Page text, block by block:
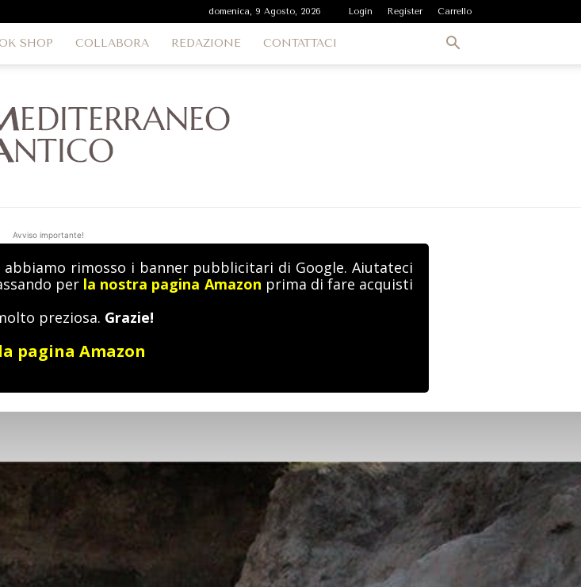
domenica, 9 Agosto, 2026 Login Register Carrello
SHOP COLLABORA REDAZIONE CONTATTACI
MediterraneoAntico
Avviso importante!
rimosso i banner pubblicitari di Google. Aiutateci
per la nostra pagina Amazon prima di fare acquisti
preziosa. Grazie!
pagina Amazon